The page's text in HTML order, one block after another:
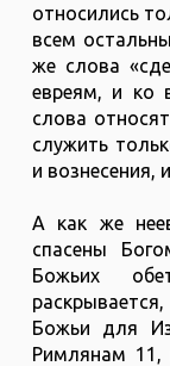
относились
всем
же слова
евреям, и ко
слова
служить
и вознесения,
А как же
спасены
Божьих
Божьи для
Римлянам 11,